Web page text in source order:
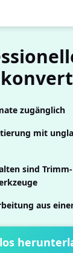
zugänglich
mit
sind
aus